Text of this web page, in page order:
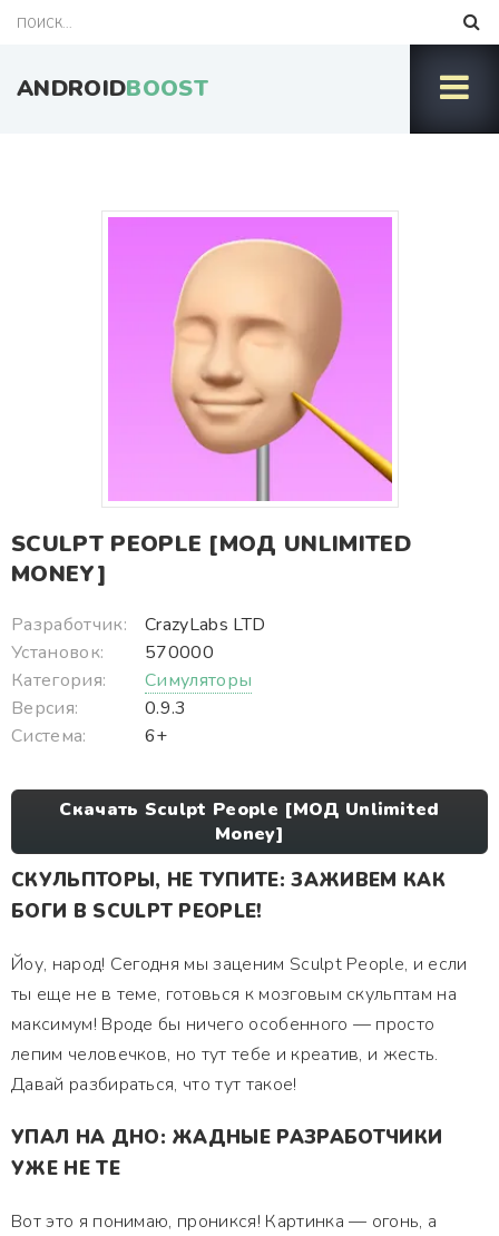
ANDROIDBOOST
SCULPT PEOPLE [МОД UNLIMITED
MONEY]
Разработчик:
CrazyLabs LTD
Установок:
570000
Категория:
Симуляторы
Версия:
0.9.3
Система:
6+
Скачать Sculpt People [МОД Unlimited
Money]
СКУЛЬПТОРЫ, НЕ ТУПИТЕ: ЗАЖИВЕМ КАК
БОГИ В SCULPT PEOPLE!
Йоу, народ! Сегодня мы заценим Sculpt People, и если
ты еще не в теме, готовься к мозговым скульптам на
максимум! Вроде бы ничего особенного — просто
лепим человечков, но тут тебе и креатив, и жесть.
Давай разбираться, что тут такое!
УПАЛ НА ДНО: ЖАДНЫЕ РАЗРАБОТЧИКИ
УЖЕ НЕ ТЕ
Вот это я понимаю, проникся! Картинка — огонь, а